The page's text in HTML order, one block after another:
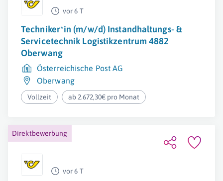
vor 6 T
Techniker*in (m/w/d) Instandhaltungs- &
Servicetechnik Logistikzentrum 4882
Oberwang
Österreichische Post AG
Oberwang
Vollzeit ab 2.672,30€ pro Monat
Direktbewerbung
vor 6 T